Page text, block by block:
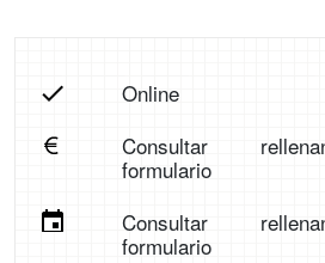
Online
Consultar
formulario
Consultar
formulario